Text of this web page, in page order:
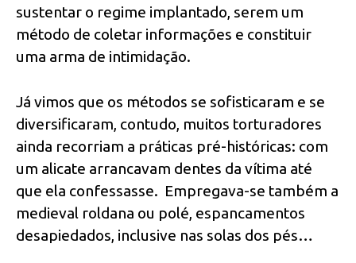
sustentar o regime implantado, serem um
método de coletar informações e constituir
uma arma de intimidação.
Já vimos que os métodos se sofisticaram e se
diversificaram, contudo, muitos torturadores
ainda recorriam a práticas pré-históricas: com
um alicate arrancavam dentes da vítima até
que ela confessasse. Empregava-se também a
medieval roldana ou polé, espancamentos
desapiedados, inclusive nas solas dos pés…